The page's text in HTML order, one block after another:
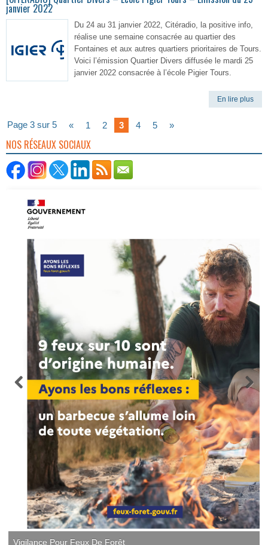
janvier 2022
Du 24 au 31 janvier 2022, Citéradio, la positive info,
réalise une semaine consacrée au quartier des
Fontaines et aux autres quartiers prioritaires de Tours.
Voici l’émission Quartier Divers diffusée le mardi 25
janvier 2022 consacrée à l’école Pigier Tours.
En lire plus
Page 3 sur 5 « 1 2 3 4 5 »
NOS RÉSEAUX SOCIAUX